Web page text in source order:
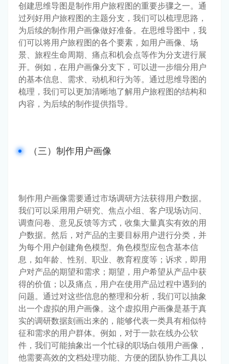
创建思维导图是制作用户旅程图的重要步骤之一。通
过列好用户旅程图的主题分支，我们可以梳理思路，
为后续的制作用户画像做好准备。在思维导图中，我
们可以将用户旅程图的各个要素，如用户画像、场
景、旅程生命周期、痛点和机会点等作为分支进行展
开。例如，在用户画像分支下，可以进一步细分用户
的基本信息、需求、动机和行为等。通过思维导图的
梳理，我们可以更加清晰地了解用户旅程图的结构和
内容，为后续的制作提供指导。
（三）制作用户画像
制作用户画像需要通过市场调研方法获得用户数据。
我们可以采用用户研究、焦点小组、客户现场访问、
调查问卷、意见反馈等方式，收集大量真实有效的用
户数据。然后，对产品的主要目标用户进行分类，并
为每个用户创建角色模型。角色模型应包含基本信
息，如年龄、性别、职业、教育程度等；诉求，即用
户对产品的期望和需求；期望，用户希望从产品中获
得的价值；以及痛点，用户在使用产品过程中遇到的
问题。通过对这些信息的整理和分析，我们可以抽象
出一个虚拟的用户画像。这个虚拟用户画像是基于真
实的调研数据刻画出来的，能够代表一类具有相似特
征和需求的用户群体。例如，对于一款在线办公软
件，我们可能抽象出一个忙碌的职场白领用户画像，
他需要高效的文档处理功能、方便的团队协作工具以